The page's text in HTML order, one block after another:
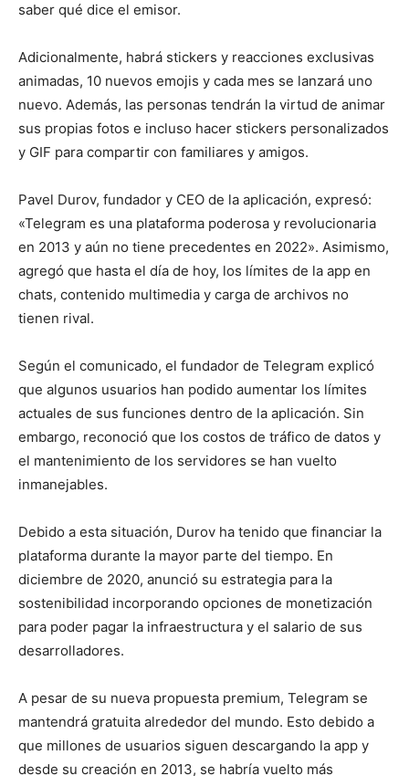
saber qué dice el emisor.
Adicionalmente, habrá stickers y reacciones exclusivas
animadas, 10 nuevos emojis y cada mes se lanzará uno
nuevo. Además, las personas tendrán la virtud de animar
sus propias fotos e incluso hacer stickers personalizados
y GIF para compartir con familiares y amigos.
Pavel Durov, fundador y CEO de la aplicación, expresó:
«Telegram es una plataforma poderosa y revolucionaria
en 2013 y aún no tiene precedentes en 2022». Asimismo,
agregó que hasta el día de hoy, los límites de la app en
chats, contenido multimedia y carga de archivos no
tienen rival.
Según el comunicado, el fundador de Telegram explicó
que algunos usuarios han podido aumentar los límites
actuales de sus funciones dentro de la aplicación. Sin
embargo, reconoció que los costos de tráfico de datos y
el mantenimiento de los servidores se han vuelto
inmanejables.
Debido a esta situación, Durov ha tenido que financiar la
plataforma durante la mayor parte del tiempo. En
diciembre de 2020, anunció su estrategia para la
sostenibilidad incorporando opciones de monetización
para poder pagar la infraestructura y el salario de sus
desarrolladores.
A pesar de su nueva propuesta premium, Telegram se
mantendrá gratuita alrededor del mundo. Esto debido a
que millones de usuarios siguen descargando la app y
desde su creación en 2013, se habría vuelto más